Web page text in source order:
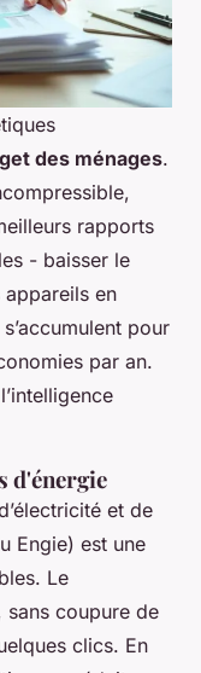
des ménages.
rapports
- baisser le
appareils en
pour
par an.
d'énergie
et de
Engie) est une
Le
coupure de
clics. En